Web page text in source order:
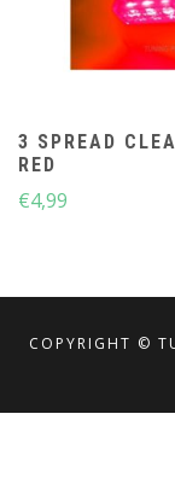
3 SPREAD
RED
€4,99
COPYRIGHT ©